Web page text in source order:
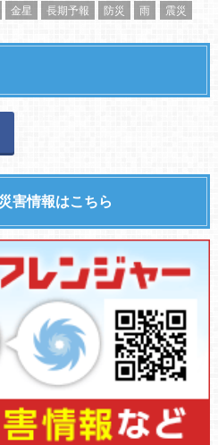
金星 長期予報 防災 雨 震災
害情報はこちら